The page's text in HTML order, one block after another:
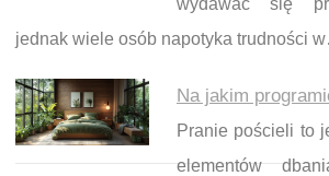
wydawać się
jednak wiele osób napotyka trudności
Na jakim
Pranie pościeli to
elementów